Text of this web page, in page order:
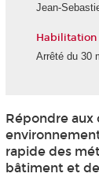
Jean-
Habilitation
Arrêté du 30
Répondre aux
rapide des
bâtiment et